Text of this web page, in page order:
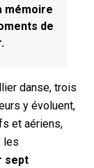
mémoire
de
danse, trois
y évoluent,
et aériens,
les
sept